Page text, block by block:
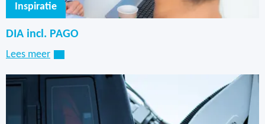
Inspiratie
DIA incl. PAGO
Lees meer